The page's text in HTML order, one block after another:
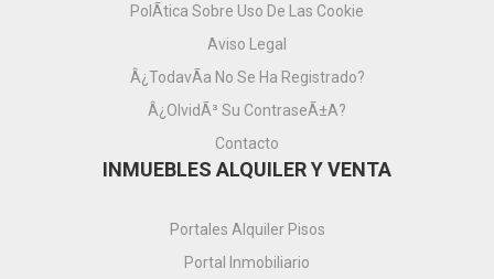
PolÃ­tica Sobre Uso De Las Cookie
Aviso Legal
Â¿TodavÃ­a No Se Ha Registrado?
Â¿OlvidÃ³ Su ContraseÃ±a?
Contacto
INMUEBLES ALQUILER Y VENTA
Portales Alquiler Pisos
Portal Inmobiliario